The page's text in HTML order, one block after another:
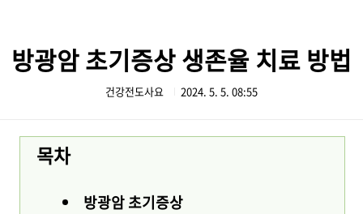
방광암 초기증상 생존율 치료 방법
건강전도사요 2024. 5. 5. 08:55
목차
방광암 초기증상